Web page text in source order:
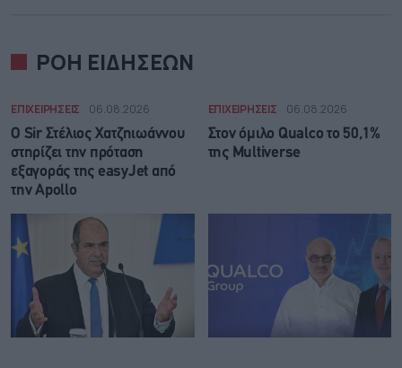
ΡΟΗ ΕΙΔΗΣΕΩΝ
ΕΠΙΧΕΙΡΗΣΕΙΣ 06.08.2026
Ο Sir Στέλιος Χατζηιωάννου
στηρίζει την πρόταση
εξαγοράς της easyJet από
την Apollo
ΕΠΙΧΕΙΡΗΣΕΙΣ 06.08.2026
Στον όμιλο Qualco το 50,1%
της Multiverse